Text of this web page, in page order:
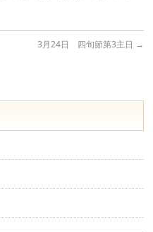
3月24日 四旬節第3主日 →